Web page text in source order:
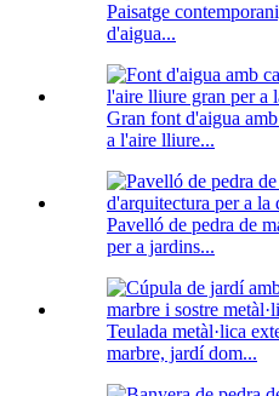
Paisatge
d'aigua...
Gran font d'aigua
a l'aire lliure...
Pavelló de pedra de
per a jardins...
Teulada metàl·lica
marbre, jardí dom...